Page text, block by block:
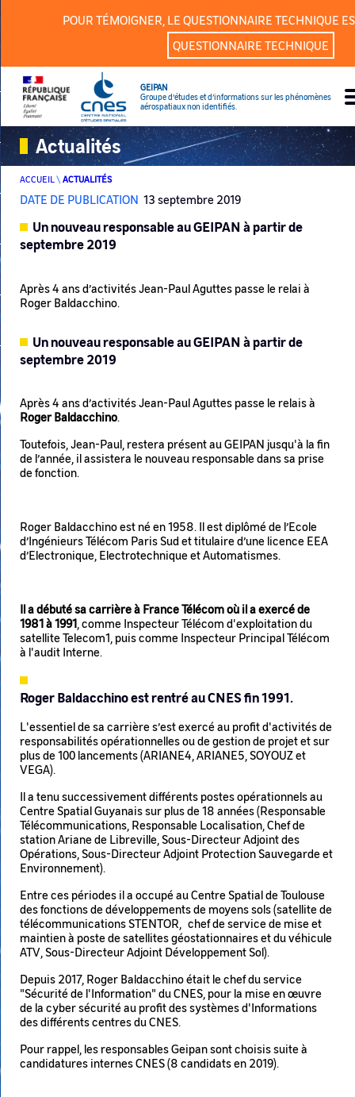
POUR TÉMOIGNER, LE QUESTIONNAIRE TECHNIQUE
QUESTIONNAIRE TECHNIQUE
GEIPAN
Groupe d’études et d’informations sur les phénomènes
aérospatiaux non identifiés.
Actualités
ACCUEIL\ ACTUALITÉS
DATE DE PUBLICATION 13 septembre 2019
Un nouveau responsable au GEIPAN à partir de
septembre 2019
Après 4 ans d’activités Jean-Paul Aguttes passe le relai à
Roger Baldacchino.
Un nouveau responsable au GEIPAN à partir de
septembre 2019
Après 4 ans d’activités Jean-Paul Aguttes passe le relais à
Roger Baldacchino.
Toutefois, Jean-Paul, restera présent au GEIPAN jusqu'à la fin
de l’année, il assistera le nouveau responsable dans sa prise
de fonction.
Roger Baldacchino est né en 1958. Il est diplômé de l’Ecole
d’Ingénieurs Télécom Paris Sud et titulaire d’une licence EEA
d’Electronique, Electrotechnique et Automatismes.
Il a débuté sa carrière à France Télécom où il a exercé de
1981 à 1991 , comme Inspecteur Télécom d'exploitation du
satellite Telecom1, puis comme Inspecteur Principal Télécom
à l'audit Interne.
Roger Baldacchino est rentré au CNES fin 1991.
L'essentiel de sa carrière s’est exercé au profit d'activités de
responsabilités opérationnelles ou de gestion de projet et sur
plus de 100 lancements (ARIANE4, ARIANE5, SOYOUZ et
VEGA).
Il a tenu successivement différents postes opérationnels au
Centre Spatial Guyanais sur plus de 18 années (Responsable
Télécommunications, Responsable Localisation, Chef de
station Ariane de Libreville, Sous-Directeur Adjoint des
Opérations, Sous-Directeur Adjoint Protection Sauvegarde et
Environnement).
Entre ces périodes il a occupé au Centre Spatial de Toulouse
des fonctions de développements de moyens sols (satellite de
télécommunications STENTOR, chef de service de mise et
maintien à poste de satellites géostationnaires et du véhicule
ATV, Sous-Directeur Adjoint Développement Sol).
Depuis 2017, Roger Baldacchino était le chef du service
"Sécurité de l'Information" du CNES, pour la mise en œuvre
de la cyber sécurité au profit des systèmes d'Informations
des différents centres du CNES.
Pour rappel, les responsables Geipan sont choisis suite à
candidatures internes CNES (8 candidats en 2019).